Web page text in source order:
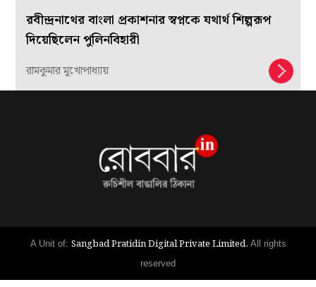
রবীন্দ্রনাথের বাংলা প্রকাশনার স্বপ্নকে যথার্থ শিল্পরূপ
দিয়েছিলেন পুলিনবিহারী
রামকুমার মুখোপাধ্যায়
A Unit of: Sangbad Pratidin Digital Private Limited. All rights
reserved